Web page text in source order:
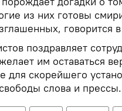
из них готовы
говорится
поздравляет
им оставаться
для скорейшего
слова и прессы.